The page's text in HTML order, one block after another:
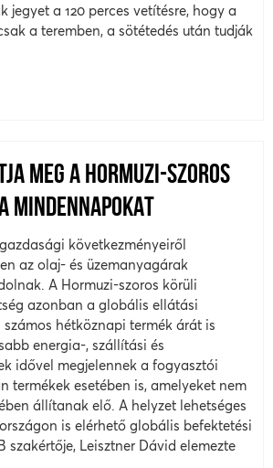
jegyet a 120 perces vetítésre, hogy a
a teremben, a sötétedés után tudják
MEG A HORMUZI-SZOROS
MINDENNAPOKAT
következményeiről
az olaj- és üzemanyagárak
A Hormuzi-szoros körüli
azonban a globális ellátási
számos hétköznapi termék árát is
energia-, szállítási és
idővel megjelennek a fogyasztói
termékek esetében is, amelyeket nem
állítanak elő. A helyzet lehetséges
is elérhető globális befektetési
szakértője, Leisztner Dávid elemezte